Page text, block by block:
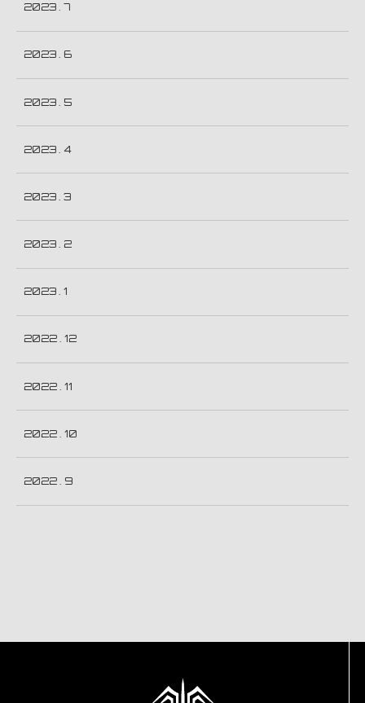
2023 . 7
2023 . 6
2023 . 5
2023 . 4
2023 . 3
2023 . 2
2023 . 1
2022 . 12
2022 . 11
2022 . 10
2022 . 9